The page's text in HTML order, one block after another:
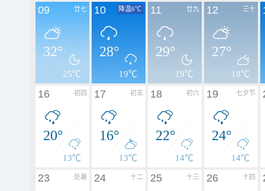
廿七
09
32°
25℃
降温6℃
10
28°
19℃
廿九
11
29°
19℃
三十
12
27°
18℃
初四
16
20°
13℃
初五
17
16°
13℃
初六
18
22°
14℃
七夕节
19
24°
14℃
处暑
23 十二
24 十三
25 十四
26